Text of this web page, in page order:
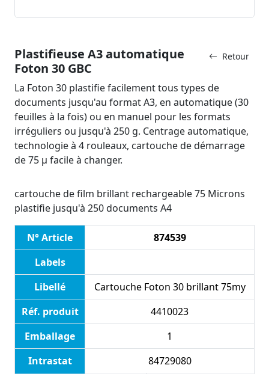
Retour
Plastifieuse A3 automatique
Foton 30 GBC
La Foton 30 plastifie facilement tous types de
documents jusqu'au format A3, en automatique (30
feuilles à la fois) ou en manuel pour les formats
irréguliers ou jusqu'à 250 g. Centrage automatique,
technologie à 4 rouleaux, cartouche de démarrage
de 75 µ facile à changer.
cartouche de film brillant rechargeable 75 Microns
plastifie jusqu'à 250 documents A4
N° Article
874539
Labels
Libellé
Cartouche Foton 30 brillant 75my
Réf. produit
4410023
Emballage
1
Intrastat
84729080